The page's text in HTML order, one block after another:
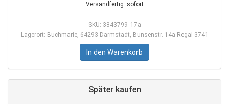
Versandfertig: sofort
SKU: 3843799_17a
Lagerort: Buchmarie, 64293 Darmstadt, Bunsenstr. 14a Regal 3741
In den Warenkorb
Später kaufen